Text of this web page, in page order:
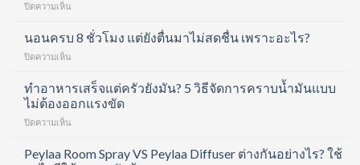
คอ
ลา
ช็อต
ข้อ
และ
หนึ่ง
ปิดความเห็น
ครบ
ขั้น
ด้วย
Hair
Routine
ทำได้
นอนครบ 8 ชั่วโมง แต่ยังตื่นมาไม่สดชื่น เพราะอะไร?
ปิดความเห็น
ชั่วโมง
แต่
ตื่น
ทำอาหารเสร็จแต่ครัวยังมัน? 5 วิธีจัดการคราบน้ำมันแบบ
ไม่ต้องออกแรงขัด
ปิดความเห็น
เสร็จ
Peylaa Room Spray VS Peylaa Diffuser ต่างกันอย่างไร? ใช้